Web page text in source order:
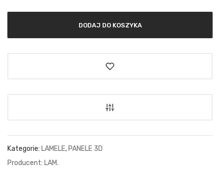
DODAJ DO KOSZYKA
Kategorie: LAMELE, PANELE 3D
LAM.